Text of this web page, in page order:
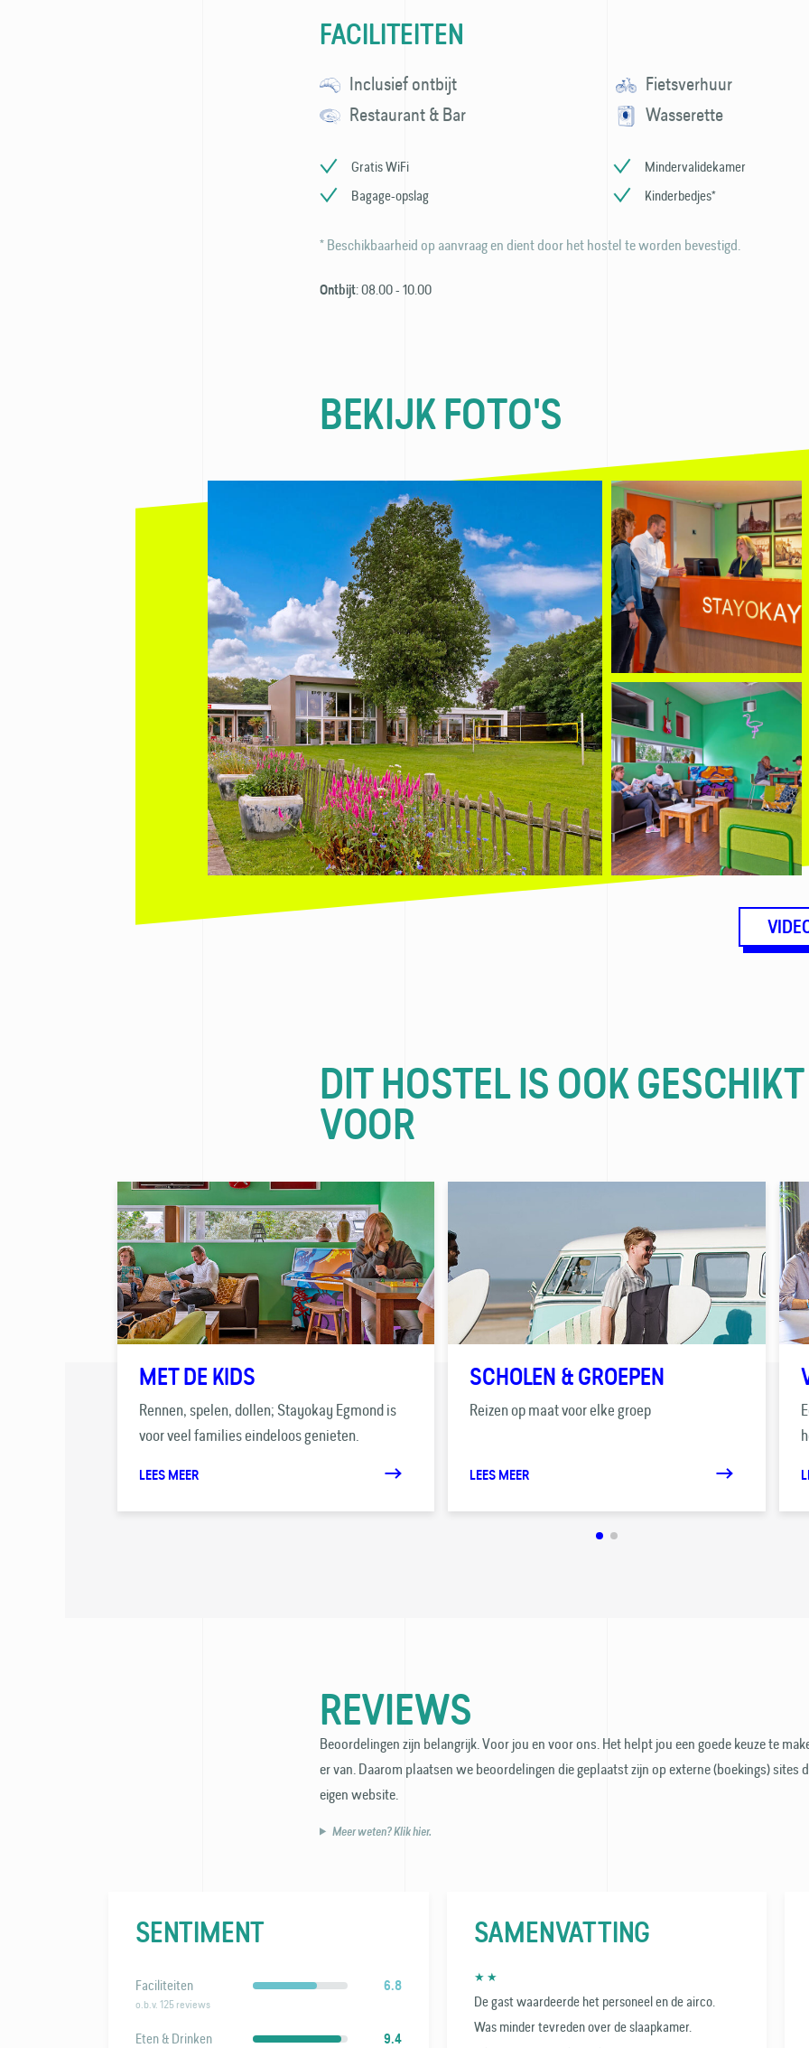
FACILITEITEN
Inclusief ontbijt
Restaurant & Bar
Fietsverhuur
Wasserette
Gratis WiFi
Bagage-opslag
Mindervalidekamer
Kinderbedjes*
* Beschikbaarheid op aanvraag en dient door het hostel te worden bevestigd.
Ontbijt: 08.00 - 10.00
BEKIJK FOTO'S
DIT HOSTEL IS OOK GESCHIKT
VOOR
MET DE KIDS
Rennen, spelen, dollen; Stayokay Egmond is
voor veel families eindeloos genieten.
LEES MEER
SCHOLEN & GROEPEN
Reizen op maat voor elke groep
LEES MEER
REVIEWS
Beoordelingen zijn belangrijk. Voor jou en voor ons. Het helpt jou een goede keuze te
er van. Daarom plaatsen we beoordelingen die geplaatst zijn op externe (boekings) sites
eigen website.
Meer weten? Klik hier.
SENTIMENT
Faciliteiten 6.8
o.b.v. 125 reviews
Eten & Drinken 9.4
SAMENVATTING
★ ★
De gast waardeerde het personeel en de airco.
Was minder tevreden over de slaapkamer.